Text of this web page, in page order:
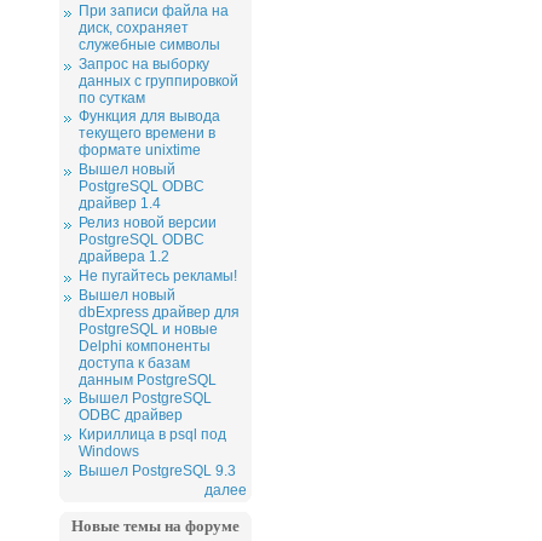
При записи файла на
диск, сохраняет
служебные символы
Запрос на выборку
данных с группировкой
по суткам
Функция для вывода
текущего времени в
формате unixtime
Вышел новый
PostgreSQL ODBC
драйвер 1.4
Релиз новой версии
PostgreSQL ODBC
драйвера 1.2
Не пугайтесь рекламы!
Вышел новый
dbExpress драйвер для
PostgreSQL и новые
Delphi компоненты
доступа к базам
данным PostgreSQL
Вышел PostgreSQL
ODBC драйвер
Кириллица в psql под
Windows
Вышел PostgreSQL 9.3
далее
Новые темы на форуме